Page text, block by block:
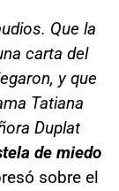
Que la
carta del
y que
Tatiana
Duplat
de miedo
sobre el